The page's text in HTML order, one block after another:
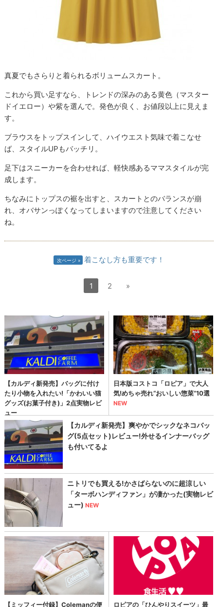
真夏でもさらりと着られるボリュームスカート。
これから買い足すなら、トレンドの深みのある黄色（マスター
ドイエロー）や紫を選んで。発色が良く、お値段以上に見えま
す。
ブラウスをトップスインして、ハイウエスト気味で着こなせ
ば、スタイルUPもバッチリ。
足下はスニーカーを合わせれば、軽快感あるママスタイルが完
成します。
ちなみにトップスの裾を出すと、スカートとのバランスが崩
れ、オバサンっぽくなってしまいますので注意してください
ね。
次ページ 着こなし方も重要です！
1 2 »